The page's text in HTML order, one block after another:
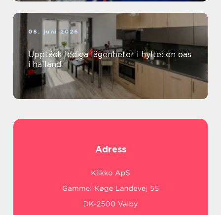
06. juni 2026
Upptäck lediga lägenheter i hylte: en oas
i halland
Adress